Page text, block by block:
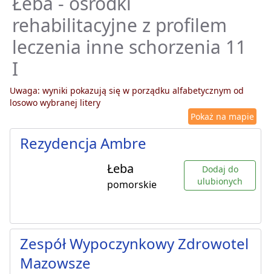
rehabilitacyjne z profilem
leczenia inne schorzenia 11
I
Uwaga: wyniki pokazują się w porządku alfabetycznym od
losowo wybranej litery
Pokaż na mapie
Rezydencja Ambre
Łeba
pomorskie
Dodaj do
ulubionych
Zespół Wypoczynkowy Zdrowotel
Mazowsze